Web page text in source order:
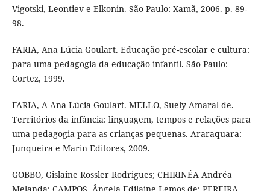
Vigotski, Leontiev e Elkonin. São Paulo: Xamã, 2006. p. 89-
98.
FARIA, Ana Lúcia Goulart. Educação pré-escolar e cultura:
para uma pedagogia da educação infantil. São Paulo:
Cortez, 1999.
FARIA, A Ana Lúcia Goulart. MELLO, Suely Amaral de.
Territórios da infância: linguagem, tempos e relações para
uma pedagogia para as crianças pequenas. Araraquara:
Junqueira e Marin Editores, 2009.
GOBBO, Gislaine Rossler Rodrigues; CHIRINÉA Andréa